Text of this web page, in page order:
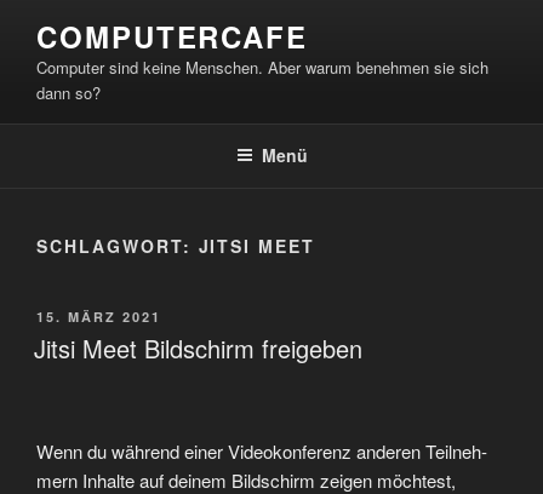
Inhalt
springen
COMPUTERCAFE
Computer sind keine Menschen. Aber warum benehmen sie sich
dann so?
Menü
SCHLAGWORT: JITSI MEET
VERÖFFENTLICHT
AM
15. MÄRZ 2021
Jitsi Meet Bildschirm freigeben
Wenn du wäh­rend einer Video­kon­fe­renz ande­ren Teil­neh­
mern Inhal­te auf dei­nem Bild­schirm zei­gen möch­test,